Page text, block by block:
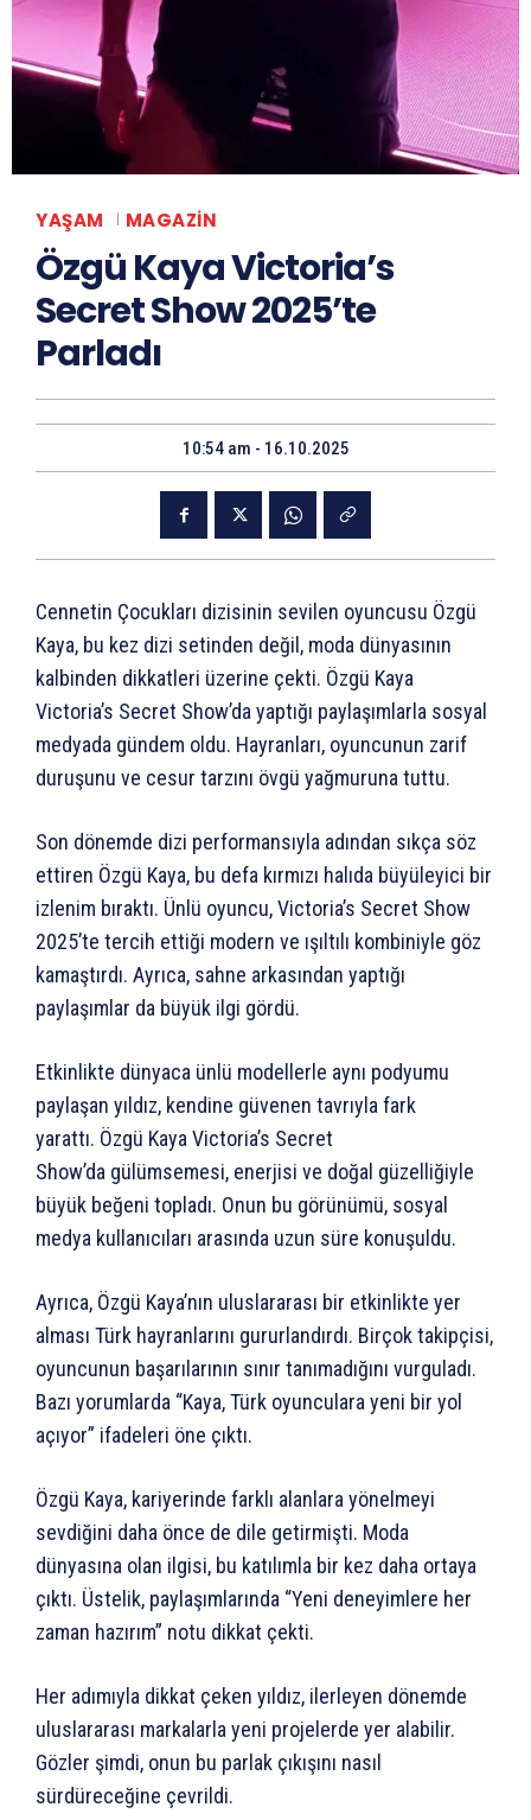
YAŞAM MAGAZIN
Özgü Kaya Victoria’s
Secret Show 2025’te
Parladı
10:54 am - 16.10.2025
Cennetin Çocukları dizisinin sevilen oyuncusu Özgü
Kaya, bu kez dizi setinden değil, moda dünyasının
kalbinden dikkatleri üzerine çekti. Özgü Kaya
Victoria’s Secret Show’da yaptığı paylaşımlarla sosyal
medyada gündem oldu. Hayranları, oyuncunun zarif
duruşunu ve cesur tarzını övgü yağmuruna tuttu.
Son dönemde dizi performansıyla adından sıkça söz
ettiren Özgü Kaya, bu defa kırmızı halıda büyüleyici bir
izlenim bıraktı. Ünlü oyuncu, Victoria’s Secret Show
2025’te tercih ettiği modern ve ışıltılı kombiniyle göz
kamaştırdı. Ayrıca, sahne arkasından yaptığı
paylaşımlar da büyük ilgi gördü.
Etkinlikte dünyaca ünlü modellerle aynı podyumu
paylaşan yıldız, kendine güvenen tavrıyla fark
yarattı. Özgü Kaya Victoria’s Secret
Show’da gülümsemesi, enerjisi ve doğal güzelliğiyle
büyük beğeni topladı. Onun bu görünümü, sosyal
medya kullanıcıları arasında uzun süre konuşuldu.
Ayrıca, Özgü Kaya’nın uluslararası bir etkinlikte yer
alması Türk hayranlarını gururlandırdı. Birçok takipçisi,
oyuncunun başarılarının sınır tanımadığını vurguladı.
Bazı yorumlarda “Kaya, Türk oyunculara yeni bir yol
açıyor” ifadeleri öne çıktı.
Özgü Kaya, kariyerinde farklı alanlara yönelmeyi
sevdiğini daha önce de dile getirmişti. Moda
dünyasına olan ilgisi, bu katılımla bir kez daha ortaya
çıktı. Üstelik, paylaşımlarında “Yeni deneyimlere her
zaman hazırım” notu dikkat çekti.
Her adımıyla dikkat çeken yıldız, ilerleyen dönemde
uluslararası markalarla yeni projelerde yer alabilir.
Gözler şimdi, onun bu parlak çıkışını nasıl
sürdüreceğine çevrildi.